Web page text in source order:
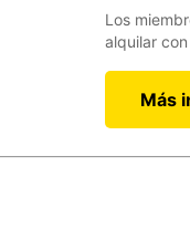
Los
alquilar
Más